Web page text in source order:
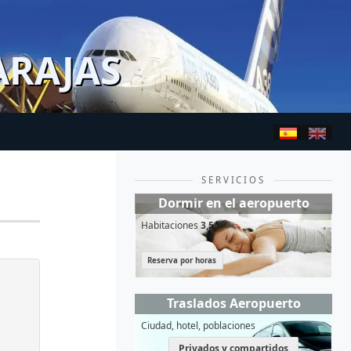
SERVICIOS
Dormir en el aeropuerto
Habitaciones3,5*
Reserva por horas
Traslados Aeropuerto
Ciudad, hotel, poblaciones